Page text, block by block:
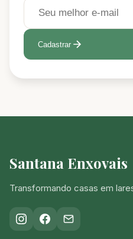
Cadastrar
Santana Enxovais
Transformando casas em